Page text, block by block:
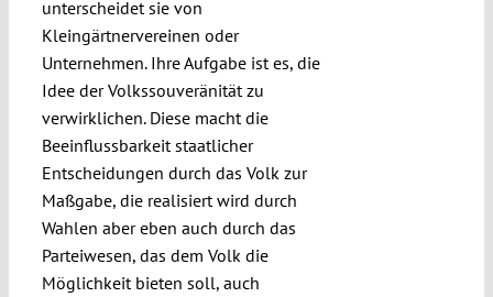
unterscheidet sie von
Kleingärtnervereinen oder
Unternehmen. Ihre Aufgabe ist es, die
Idee der Volkssouveränität zu
verwirklichen. Diese macht die
Beeinflussbarkeit staatlicher
Entscheidungen durch das Volk zur
Maßgabe, die realisiert wird durch
Wahlen aber eben auch durch das
Parteiwesen, das dem Volk die
Möglichkeit bieten soll, auch